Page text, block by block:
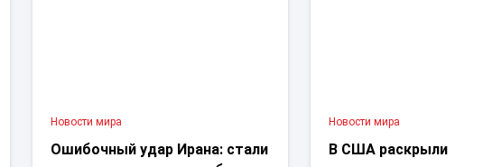
Новости мира
Ошибочный удар Ирана: стали
Новости мира
В США раскрыли